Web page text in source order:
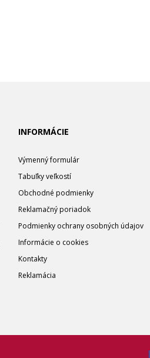
INFORMÁCIE
Výmenný formulár
Tabuľky veľkostí
Obchodné podmienky
Reklamačný poriadok
Podmienky ochrany osobných údajov
Informácie o cookies
Kontakty
Reklamácia